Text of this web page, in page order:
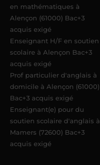
en mathématiques à
Alençon (61000) Bac+3
acquis exigé
Enseignant H/F en soutien
scolaire à Alençon Bac+3
acquis exigé
Prof particulier d'anglais à
domicile à Alençon (61000)
Bac+3 acquis exigé
Enseignant(e) pour du
soutien scolaire d'anglais à
Mamers (72600) Bac+3
acquis exigé